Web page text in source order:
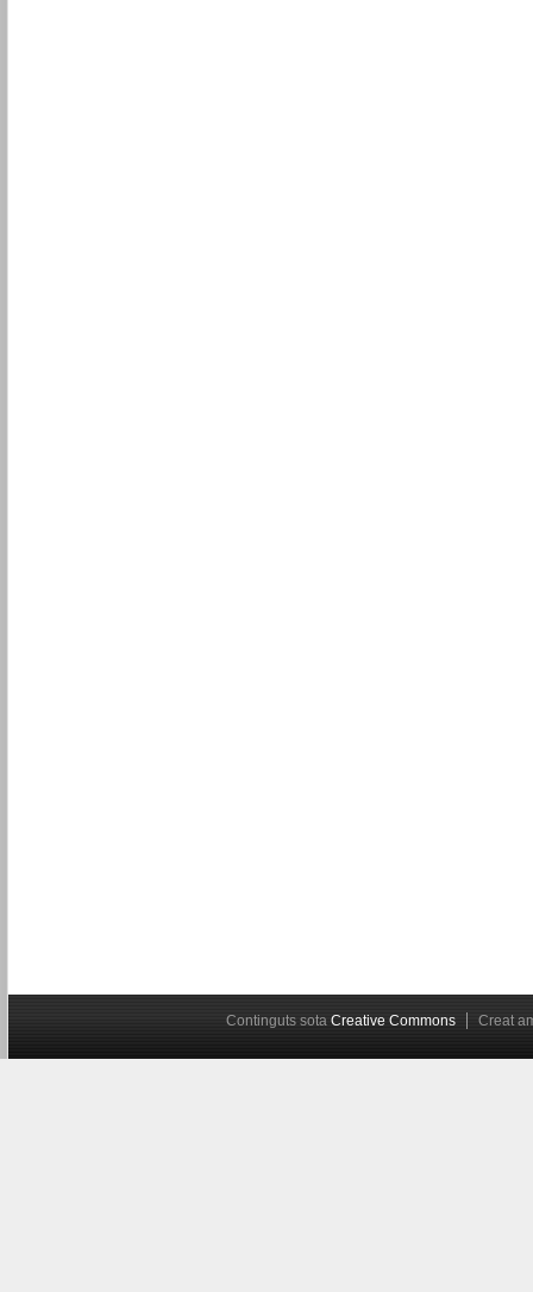
Continguts sota Creative Commons Creat